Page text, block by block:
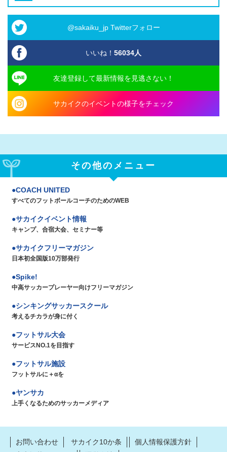
@sakaiku_jp Twitterフォロー
いいね！ 56034人
友達登録して最新情報を見逃さない！
サカイクのイベントの様子をチェック
その他のメニュー
COACH UNITED
すべてのフットボールコーチのためのWEB
サカイクイベント情報
キャンプ、合宿大会、セミナー等
サカイクフリーマガジン
日本初全国版10万部発行
Spike!
中高サッカープレーヤー向けフリーマガジン
シンキングサッカースクール
考えるチカラが身に付く
フットサル大会
サービスNO.1を目指す
フットサル施設
フットサルに＋αを
ヤンサカ
上手くなるためのサッカーメディア
お問い合わせ サカイク10か条
個人情報保護方針